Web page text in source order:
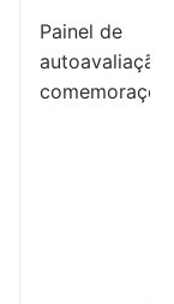
Painel de
autoavaliação